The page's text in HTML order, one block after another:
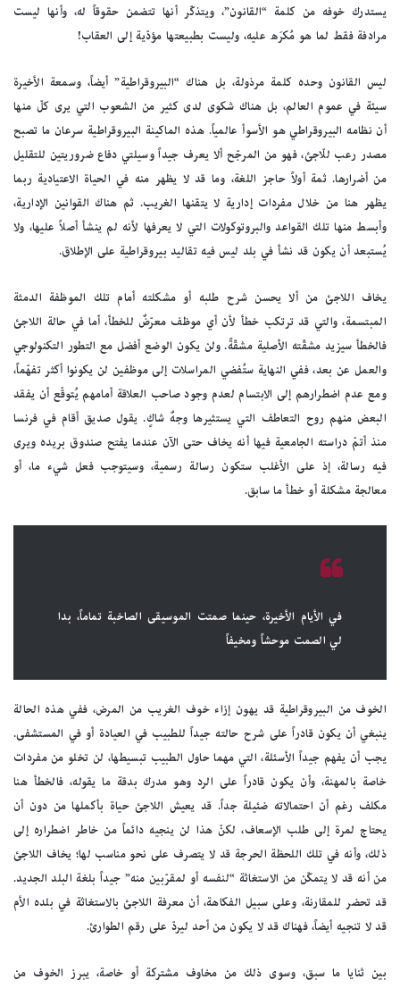
يستدرك خوفه من كلمة “القانون”، ويتذكّر أنها تتضمن حقوقاً له، وأنها ليست
مرادفة فقط لما هو مُكرَه عليه، وليست بطبيعتها مؤدّية إلى العقاب!
ليس القانون وحده كلمة مرذولة، بل هناك “البيروقراطية” أيضاً، وسمعة الأخيرة
سيئة في عموم العالم، بل هناك شكوى لدى كثير من الشعوب التي يرى كلّ منها
أن نظامه البيروقراطي هو الأسوأ عالمياً. هذه الماكينة البيروقراطية سرعان ما تصبح
مصدر رعب للّاجئ، فهو من المرجّح ألا يعرف جيداً وسيلتي دفاع ضروريتين للتقليل
من أضرارها. ثمة أولاً حاجز اللغة، وما قد لا يظهر منه في الحياة الاعتيادية ربما
يظهر هنا من خلال مفردات إدارية لا يتقنها الغريب. ثم هناك القوانين الإدارية،
وأبسط منها تلك القواعد والبروتوكولات التي لا يعرفها لأنه لم ينشأ أصلاً عليها، ولا
يُستبعد أن يكون قد نشأ في بلد ليس فيه تقاليد بيروقراطية على الإطلاق.
يخاف اللاجئ من ألا يحسن شرح طلبه أو مشكلته أمام تلك الموظفة الدمثة
المبتسمة، والتي قد ترتكب خطأ لأن أي موظف معرّضٌ للخطأ، أما في حالة اللاجئ
فالخطأ سيزيد مشقّته الأصلية مشقّةً. ولن يكون الوضع أفضل مع التطور التكنولوجي
والعمل عن بعد، ففي النهاية ستُفضي المراسلات إلى موظفين لن يكونوا أكثر تفهّماً،
ومع عدم اضطرارهم إلى الابتسام لعدم وجود صاحب العلاقة أمامهم يُتوقّع أن يفقد
البعض منهم روح التعاطف التي يستثيرها وجهٌ شاكٍ. يقول صديق أقام في فرنسا
منذ أتمّ دراسته الجامعية فيها أنه يخاف حتى الآن عندما يفتح صندوق بريده ويرى
فيه رسالة، إذ على الأغلب ستكون رسالة رسمية، وسيتوجب فعل شيء ما، أو
معالجة مشكلة أو خطأ ما سابق.
في الأيام الأخيرة، حينما صمتت الموسيقى الصاخبة تماماً، بدا
لي الصمت موحشاً ومخيفاً
الخوف من البيروقراطية قد يهون إزاء خوف الغريب من المرض، ففي هذه الحالة
ينبغي أن يكون قادراً على شرح حالته جيداً للطبيب في العيادة أو في المستشفى.
يجب أن يفهم جيداً الأسئلة، التي مهما حاول الطبيب تبسيطها، لن تخلو من مفردات
خاصة بالمهنة، وأن يكون قادراً على الرد وهو مدرك بدقة ما يقوله، فالخطأ هنا
مكلف رغم أن احتمالاته ضئيلة جداً. قد يعيش اللاجئ حياة بأكملها من دون أن
يحتاج لمرة إلى طلب الإسعاف، لكنّ هذا لن ينجيه دائماً من خاطر اضطراره إلى
ذلك، وأنه في تلك اللحظة الحرجة قد لا يتصرف على نحو مناسب لها؛ يخاف اللاجئ
من أنه قد لا يتمكّن من الاستغاثة “لنفسه أو لمقرّبين منه” جيداً بلغة البلد الجديد.
قد تحضر للمقارنة، وعلى سبيل الفكاهة، أن معرفة اللاجئ بالاستغاثة في بلده الأم
قد لا تنجيه أيضاً، فهناك قد لا يكون من أحد ليردّ على رقم الطوارئ.
بين ثنايا ما سبق، وسوى ذلك من مخاوف مشتركة أو خاصة، يبرز الخوف من